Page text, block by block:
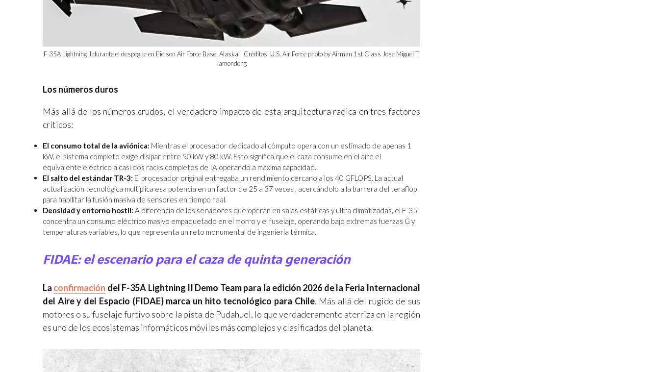
F-35A Lightning II durante el despegue en Eielson Air Force Base, Alaska | Créditos: U.S. Air Force photo by Airman 1st Class Jose Miguel T.
Tamondong
Los números duros
Más allá de los números crudos, el verdadero impacto de esta arquitectura radica en tres factores
críticos:
El consumo total de la aviónica: Mientras el procesador dedicado al cómputo opera con un estimado de apenas 1
kW, el sistema completo exige disipar entre 50 kW y 80 kW. Esto significa que el caza consume en el aire el
equivalente eléctrico a casi dos racks completos de IA operando a máxima capacidad.
El salto del estándar TR-3: El procesador original entregaba un rendimiento cercano a los 40 GFLOPS. La actual
actualización tecnológica multiplica esa potencia en un factor de 25 a 37 veces , acercándolo a la barrera del teraflop
para habilitar la fusión masiva de sensores en tiempo real.
Densidad y entorno hostil: A diferencia de los servidores que operan en salas estáticas y ultra climatizadas, el F-35
concentra un consumo eléctrico masivo empaquetado en el morro y el fuselaje, operando bajo extremas fuerzas G y
temperaturas variables, lo que representa un reto monumental de ingeniería térmica.
FIDAE: el escenario para el caza de quinta generación
La confirmación del F-35A Lightning II Demo Team para la edición 2026 de la Feria Internacional
del Aire y del Espacio (FIDAE) marca un hito tecnológico para Chile. Más allá del rugido de sus
motores o su fuselaje furtivo sobre la pista de Pudahuel, lo que verdaderamente aterriza en la región
es uno de los ecosistemas informáticos móviles más complejos y clasificados del planeta.